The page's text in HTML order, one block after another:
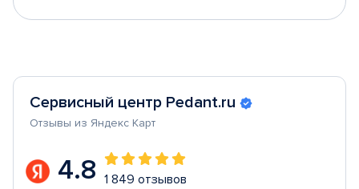
Сервисный центр Pedant.ru
Отзывы из Яндекс Карт
4.8 1 849 отзывов